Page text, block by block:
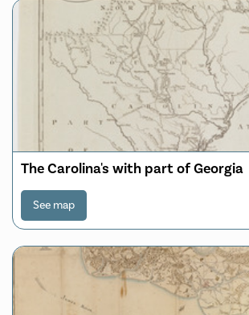
The Carolina's with part of Georgia
See map